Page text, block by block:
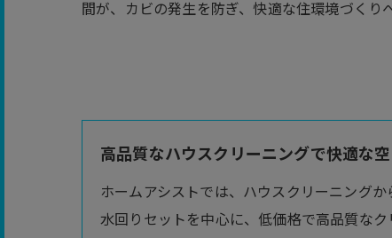
間が、カビの発生を防ぎ、快適な住環境づくり
高品質なハウスクリーニングで快適な
ホームアシストでは、ハウスクリーニング
水回りセットを中心に、低価格で高品質な